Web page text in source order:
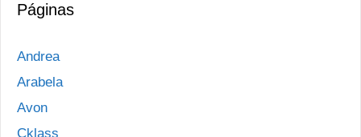
Páginas
Andrea
Arabela
Avon
Cklass